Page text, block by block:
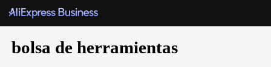
bolsa de herramientas